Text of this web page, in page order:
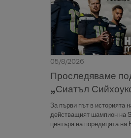
05/8/2026
Проследяваме
„Сиатъл
За първи път в историята
действащият шампион на
центъра на поредицата